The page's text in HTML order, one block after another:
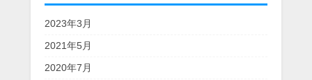
2023年3月
2021年5月
2020年7月